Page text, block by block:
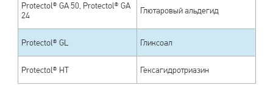
Protectol® GA 50, Protectol® GA
24
Глютаровый альдегид
Protectol® GL Гликсоал
Protectol® HT Гексагидротриазин